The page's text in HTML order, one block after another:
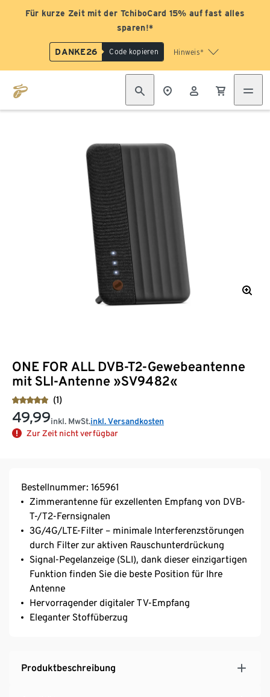
Für kurze Zeit mit der TchiboCard 15% auf fast alles
sparen!*
DANKE26 Code kopieren Hinweis*
ONE FOR ALL DVB-T2-Gewebeantenne
mit SLI-Antenne »SV9482«
(1)
49,99inkl. MwSt.inkl. Versandkosten
Zur Zeit nicht verfügbar
Bestellnummer: 165961
Zimmerantenne für exzellenten Empfang von DVB-
T-/T2-Fernsignalen
3G/4G/LTE-Filter – minimale Interferenzstörungen
durch Filter zur aktiven Rauschunterdrückung
Signal-Pegelanzeige (SLI), dank dieser einzigartigen
Funktion finden Sie die beste Position für Ihre
Antenne
Hervorragender digitaler TV-Empfang
Eleganter Stoffüberzug
Produktbeschreibung